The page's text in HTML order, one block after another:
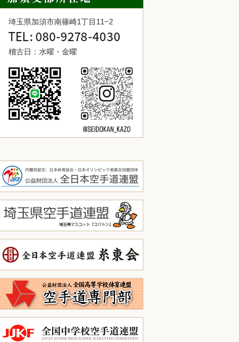
埼玉県加須市南篠崎1丁目11−2
稽古日：水曜・金曜